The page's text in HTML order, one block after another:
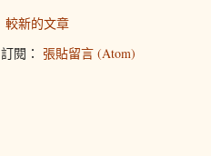
較新的文章
訂閱： 張貼留言 (Atom)